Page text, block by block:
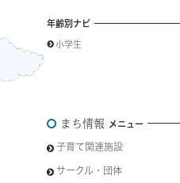
年齢別ナビ
小学生
まち情報 メニュー
子育て関連施設
サークル・団体